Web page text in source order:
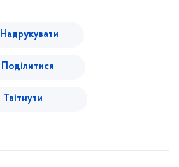
Надрукувати
Поділитися
Твітнути